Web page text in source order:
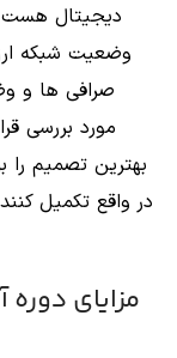
دیجیتال هست
وضعیت شبکه
صرافی ها و
مورد بررسی
بهترین تصمیم را
در واقع تکمیل